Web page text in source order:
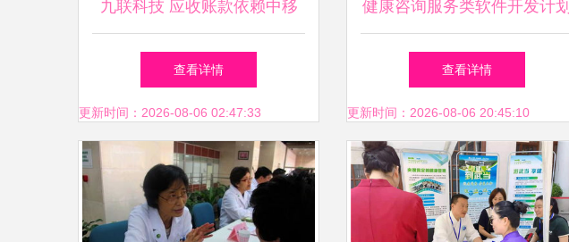
九联科技 应收账款依赖中移
动，营收下滑与现金流承压的
健康预警
查看详情
更新时间：2026-08-06 02:47:33
健康咨询服务类软件开发计划
查看详情
更新时间：2026-08-06 20:45:10